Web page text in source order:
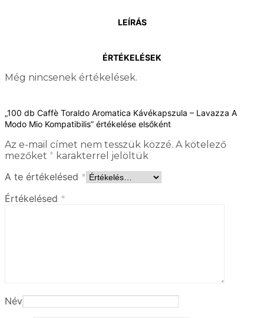
LEÍRÁS
ÉRTÉKELÉSEK
Még nincsenek értékelések.
„100 db Caffè Toraldo Aromatica Kávékapszula – Lavazza A
Modo Mio Kompatibilis” értékelése elsőként
Az e-mail címet nem tesszük közzé. A kötelező
mezőket * karakterrel jelöltük
A te értékelésed *
Értékelésed *
Név